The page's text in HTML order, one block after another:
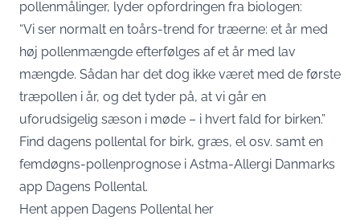
pollenmålinger, lyder opfordringen fra biologen:
“Vi ser normalt en toårs-trend for træerne: et år med
høj pollenmængde efterfølges af et år med lav
mængde. Sådan har det dog ikke været med de første
træpollen i år, og det tyder på, at vi går en
uforudsigelig sæson i møde – i hvert fald for birken.”
Find dagens pollental for birk, græs, el osv. samt en
femdøgns-pollenprognose i Astma-Allergi Danmarks
app Dagens Pollental.
Hent appen Dagens Pollental her